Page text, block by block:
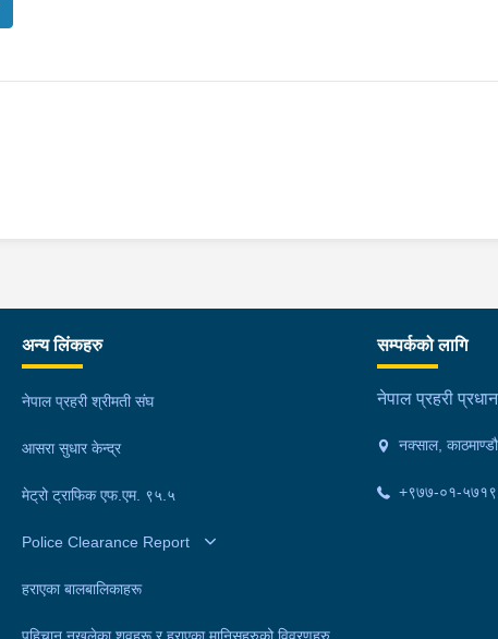
अन्य लिंकहरु
नेपाल प्रहरी श्रीमती संघ
आसरा सुधार केन्द्र
मेट्रो ट्राफिक एफ.एम. ९५.५
Police Clearance Report
हराएका बालबालिकाहरू
पहिचान नखुलेका शवहरू र हराएका मानिसहरुको विवरणहरु
सम्पर्कको लागि
नेपाल प्रहरी
नक्साल,
+९७७-०१-